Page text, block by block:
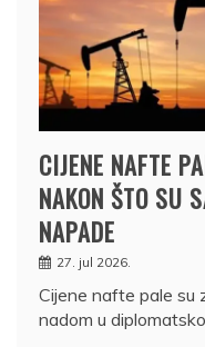
CIJENE NAFTE
NAKON ŠTO SU
NAPADE
27. jul 2026.
Cijene nafte pale su
nadom u